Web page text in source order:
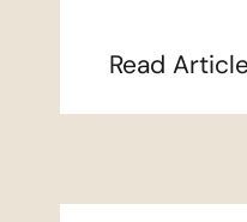
Read Article